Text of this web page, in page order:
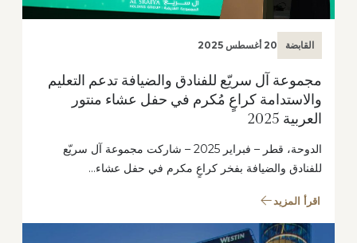
القابضة 20 أغسطس 2025
مجموعة آل سريّع للفنادق والضيافة تدعم التعليم
والاستدامة كراعٍ مُكرم في حفل عشاء منتور
العربية 2025
الدوحة، قطر – فبراير 2025 – شاركت مجموعة آل سريّع
للفنادق والضيافة بفخر كراعٍ مكرم في حفل عشاء…
اقرأ المزيد